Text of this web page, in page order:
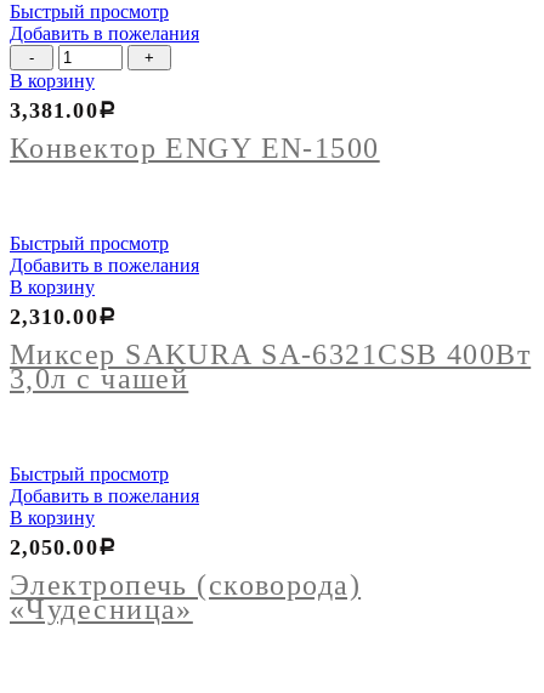
Быстрый просмотр
Добавить в пожелания
Количество
товара
Конвектор
ENGY
EN-
1500
В корзину
Конвектор ENGY EN-1500
3,381.00Р
Быстрый просмотр
Добавить в пожелания
В корзину
Миксер SAKURA SA-6321CSB 400Вт
3,0л с чашей
2,310.00Р
Быстрый просмотр
Добавить в пожелания
В корзину
Электропечь (сковорода)
«Чудесница»
2,050.00Р